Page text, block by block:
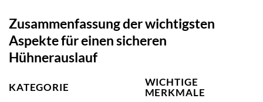
Zusammenfassung der wichtigsten
Aspekte für einen sicheren
Hühnerauslauf
KATEGORIE
WICHTIGE
MERKMALE